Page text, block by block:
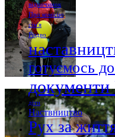
відпочинок
Про комісію
сім'я
Різдво
готуємось
діти
Наствництво
Рух за